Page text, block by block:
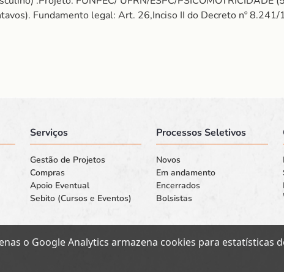
Fundamento legal: Art. 26,Inciso II do Decreto nº
Serviços
Gestão de Projetos
Compras
Apoio Eventual
Sebito (Cursos e Eventos)
Processos Seletivos
Novos
Em andamento
Encerrados
Bolsistas
o Google Analytics armazena cookies para estatísticas